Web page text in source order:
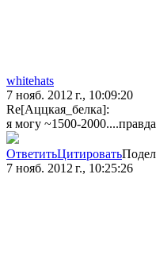
whitehats
7 нояб. 2012 г., 10:09:20
Re[Аццкая_белка]:
я могу ~1500-
ОтветитьЦитировать
7 нояб. 2012 г., 10:25:26